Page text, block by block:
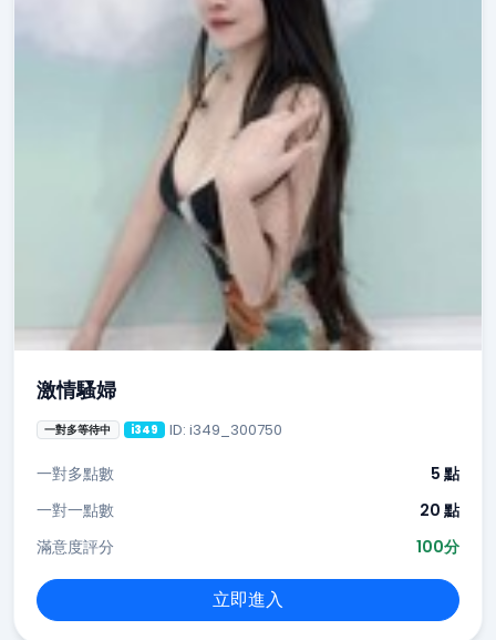
激情騷婦
一對多等待中 i349 ID: i349_300750
一對多點數
5 點
一對一點數
20 點
滿意度評分
100分
立即進入